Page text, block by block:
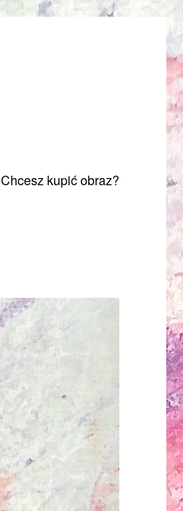
Chcesz kupić obraz?